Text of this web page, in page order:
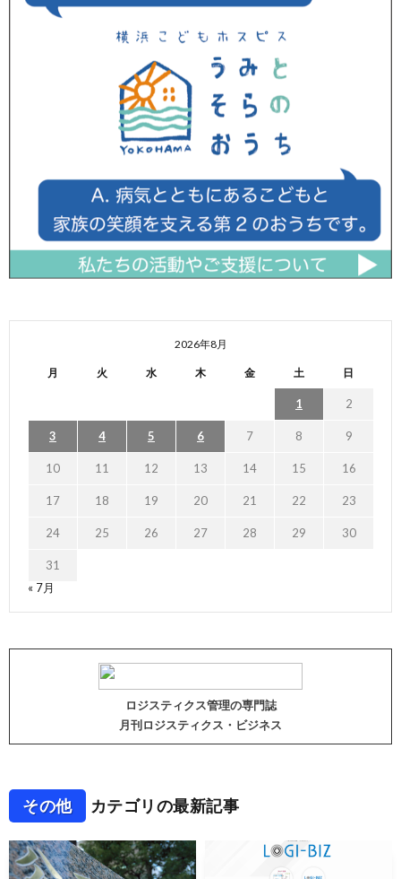
2026年8月
月 火 水 木 金 土 日
1 2
3 4 5 6 7 8 9
10 11 12 13 14 15 16
17 18 19 20 21 22 23
24 25 26 27 28 29 30
31
« 7月
ロジスティクス管理の専門誌
月刊ロジスティクス・ビジネス
その他 カテゴリの最新記事